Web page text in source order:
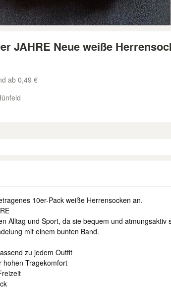
JAHRE Neue weiße
ab 0,49 €
10er-Pack weiße Herrensocken an.
Alltag und Sport, da sie bequem und atmungsaktiv
mit einem bunten Band.
zu jedem Outfit
hohen Tragekomfort